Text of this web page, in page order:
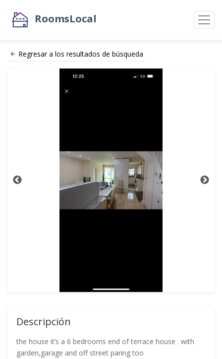
RoomsLocal
Regresar a los resultados de búsqueda
Descripción
the house it’s a 6 bedrooms end of terrace house . with
garden,garage and off street paring too